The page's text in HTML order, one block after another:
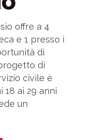
offre a 4
e 1 presso i
di
di
civile è
18 ai 29 anni
un